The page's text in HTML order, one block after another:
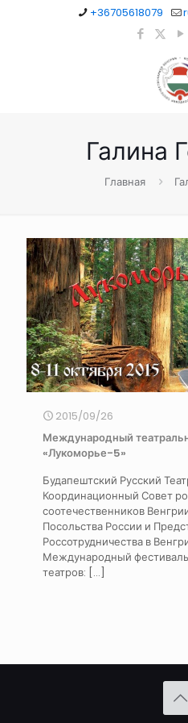
+36705618079
Галина
Главная
2015/09/26
Международный
«Лукоморье-5»
Будапештский Русский
Координационный Совет
соотечественников
Посольства России и
Россотрудничества в
Международный
театров: […]